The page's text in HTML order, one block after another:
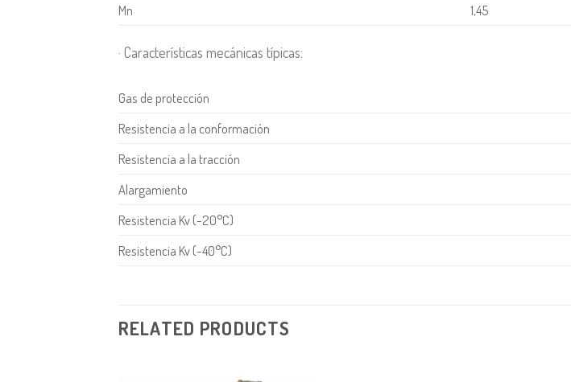
Mn
1,45
· Características mecánicas típicas:
Gas de protección
Resistencia a la conformación
Resistencia a la tracción
Alargamiento
Resistencia Kv (-20°C)
Resistencia Kv (-40°C)
RELATED PRODUCTS